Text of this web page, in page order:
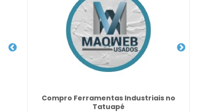
Compro Ferramentas Industriais no
Tatuapé